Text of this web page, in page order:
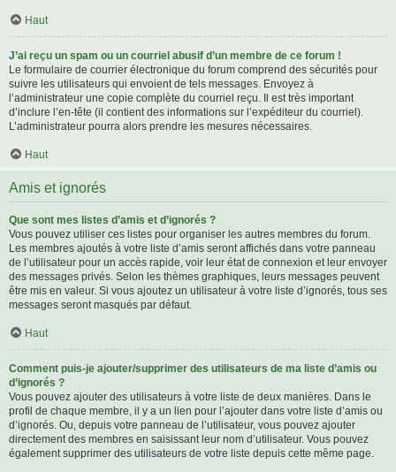
Haut
J’ai reçu un spam ou un courriel abusif d’un membre de ce forum !
Le formulaire de courrier électronique du forum comprend des sécurités pour
suivre les utilisateurs qui envoient de tels messages. Envoyez à
l’administrateur une copie complète du courriel reçu. Il est très important
d’inclure l’en-tête (il contient des informations sur l’expéditeur du courriel).
L’administrateur pourra alors prendre les mesures nécessaires.
Haut
Amis et ignorés
Que sont mes listes d’amis et d’ignorés ?
Vous pouvez utiliser ces listes pour organiser les autres membres du forum.
Les membres ajoutés à votre liste d’amis seront affichés dans votre panneau
de l’utilisateur pour un accès rapide, voir leur état de connexion et leur envoyer
des messages privés. Selon les thèmes graphiques, leurs messages peuvent
être mis en valeur. Si vous ajoutez un utilisateur à votre liste d’ignorés, tous ses
messages seront masqués par défaut.
Haut
Comment puis-je ajouter/supprimer des utilisateurs de ma liste d’amis ou
d’ignorés ?
Vous pouvez ajouter des utilisateurs à votre liste de deux manières. Dans le
profil de chaque membre, il y a un lien pour l’ajouter dans votre liste d’amis ou
d’ignorés. Ou, depuis votre panneau de l’utilisateur, vous pouvez ajouter
directement des membres en saisissant leur nom d’utilisateur. Vous pouvez
également supprimer des utilisateurs de votre liste depuis cette même page.